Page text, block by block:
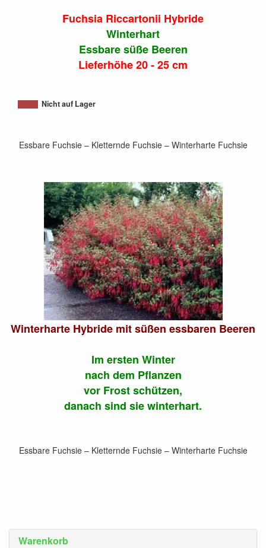
Warenkorb
Fuchsia Riccartonii Hybride
Winterhart
Essbare süße Beeren
Lieferhöhe 20 - 25 cm
Nicht auf Lager
Essbare Fuchsie – Kletternde Fuchsie – Winterharte Fuchsie
Winterharte Hybride mit süßen essbaren Beeren
Im ersten Winter
nach dem Pflanzen
vor Frost schützen,
danach sind sie winterhart.
Essbare Fuchsie – Kletternde Fuchsie – Winterharte Fuchsie